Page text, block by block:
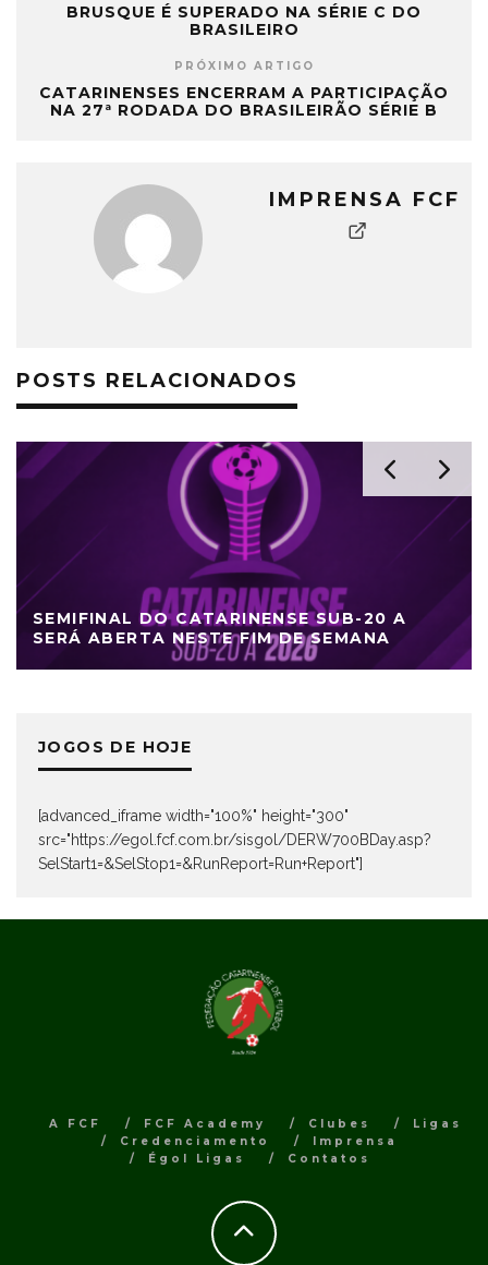
BRUSQUE É SUPERADO NA SÉRIE C DO
BRASILEIRO
PRÓXIMO ARTIGO
CATARINENSES ENCERRAM A PARTICIPAÇÃO
NA 27ª RODADA DO BRASILEIRÃO SÉRIE B
IMPRENSA FCF
POSTS RELACIONADOS
SEMIFINAL DO CATARINENSE SUB-20 A
SERÁ ABERTA NESTE FIM DE SEMANA
JOGOS DE HOJE
[advanced_iframe width="100%" height="300"
src="https://egol.fcf.com.br/sisgol/DERW700BDay.asp?
SelStart1=&SelStop1=&RunReport=Run+Report"]
A FCF FCF Academy Clubes
Ligas
Credenciamento
Imprensa
Égol Ligas
Contatos